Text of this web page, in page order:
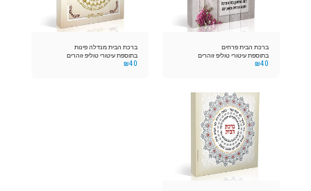
ברכת הבית פרחים
בתוספת עיטורי טוליפ זוהרים
₪40
ברכת הבית מנדלה פינות
בתוספת עיטורי טוליפ זוהרים
₪40